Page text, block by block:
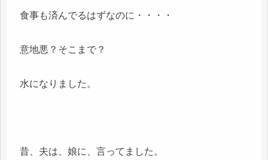
食事も済んでるはずなのに・・・・
意地悪？そこまで？
水になりました。
昔、夫は、娘に、言ってました。